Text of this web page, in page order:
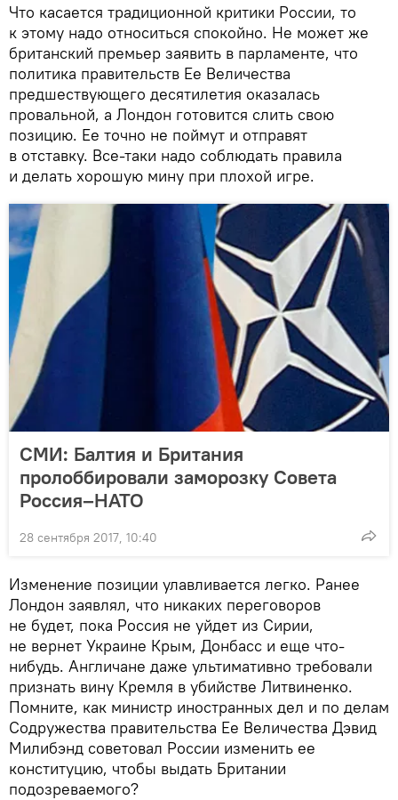
Что касается традиционной критики России, то
к этому надо относиться спокойно. Не может же
британский премьер заявить в парламенте, что
политика правительств Ее Величества
предшествующего десятилетия оказалась
провальной, а Лондон готовится слить свою
позицию. Ее точно не поймут и отправят
в отставку. Все-таки надо соблюдать правила
и делать хорошую мину при плохой игре.
СМИ: Балтия и Британия
пролоббировали заморозку Совета
Россия–НАТО
28 сентября 2017, 10:40
Изменение позиции улавливается легко. Ранее
Лондон заявлял, что никаких переговоров
не будет, пока Россия не уйдет из Сирии,
не вернет Украине Крым, Донбасс и еще что-
нибудь. Англичане даже ультимативно требовали
признать вину Кремля в убийстве Литвиненко.
Помните, как министр иностранных дел и по делам
Содружества правительства Ее Величества Дэвид
Милибэнд советовал России изменить ее
конституцию, чтобы выдать Британии
подозреваемого?